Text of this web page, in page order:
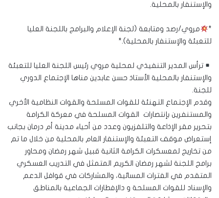
والإستنفار بالمحلية.
*
مروي/رصد ومتابعة (لجنة الإعلام والبرامج باللجنة العليا
للتعبئة والإستنفار بالمحلية).*
ترأس المدير التنفيذي لمحلية مروي رئيس اللجنة العليا للتعبئة
والإستنفار بالمحلية الأستاذ حسن عابدين مناها الإجتماع الدوري
للجنة.
وقدم الإجتماع التهنئة للقوات المسلحة والقوات النظامية الأخري
والمستنفرين بإنتصارات القوات المسلحة في معركة الكرامة
بتحرير مقر الإذاعة والتلفزيون وعدد من أحياء مدينة أم درمان بجانب
إستعراض موقف التعبئة والإستنفار العام بالمحلية من خلال ما تم
من تخاريج لمعسكرات الكرامة الثانية قبيل شهر رمضان ومحاور
برامج اللجنة لشهر رمضان الكريم المتمثل في التدريب العسكري
المتقدم في الفترات المسائية، والمشاركات في قوافل الدعم
والإسناد للقوات المسلحة و دالإفطارات الجماعية بالمناطق